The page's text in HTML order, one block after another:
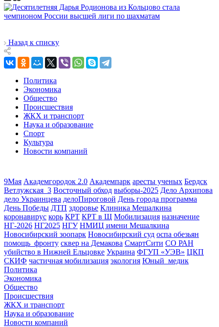
Назад к списку
Политика
Экономика
Общество
Происшествия
ЖКХ и транспорт
Наука и образование
Спорт
Культура
Новости компаний
9Мая Академгородок 2.0 Академпарк аресты ученых Бердск
Ветлужская_3 Восточный обход выборы-2025 Дело Архипова
дело Украинцева делоПироговой День города программа
День Победы ДТП здоровье Клиника Мешалкина
коронавирус корь КРТ КРТ в Щ Мобилизация назначение
НГ-2026 НГ2025 НГУ НМИЦ имени Мешалкина
Новосибирский зоопарк Новосибирский суд оспа обезьян
помощь_фронту сквер на Демакова СмартСити СО РАН
убийство в Нижней Ельцовке Украина ФГУП «УЭВ» ЦКП
СКИФ частичная мобилизация экология Юный_медик
Политика
Экономика
Общество
Происшествия
ЖКХ и транспорт
Наука и образование
Новости компаний